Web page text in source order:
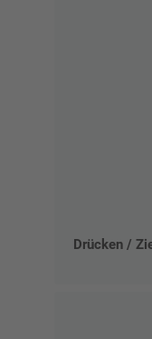
Drücken /